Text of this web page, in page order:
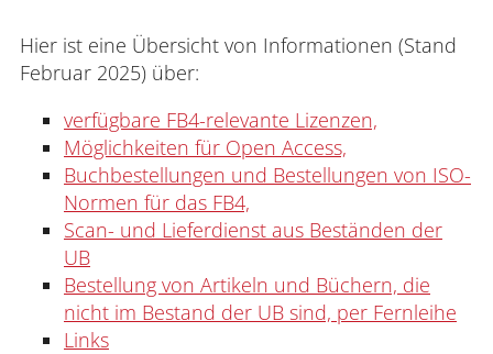
Hier ist eine Übersicht von Informationen (Stand
Februar 2025) über:
verfügbare FB4-relevante Lizenzen,
Möglichkeiten für Open Access,
Buchbestellungen und Bestellungen von ISO-
Normen für das FB4,
Scan- und Lieferdienst aus Beständen der
UB
Bestellung von Artikeln und Büchern, die
nicht im Bestand der UB sind, per Fernleihe
Links